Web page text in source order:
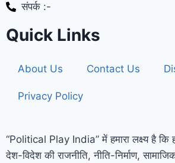
संपर्क :-
Quick Links
About Us Contact Us
Privacy Policy
“Political Play India” में हमारा लक्ष्य है कि
देश-विदेश की राजनीति, नीति-निर्माण,